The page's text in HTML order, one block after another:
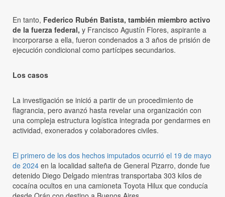
En tanto, Federico Rubén Batista, también miembro activo
de la fuerza federal, y Francisco Agustín Flores, aspirante a
incorporarse a ella, fueron condenados a 3 años de prisión de
ejecución condicional como partícipes secundarios.
Los casos
La investigación se inició a partir de un procedimiento de
flagrancia, pero avanzó hasta revelar una organización con
una compleja estructura logística integrada por gendarmes en
actividad, exonerados y colaboradores civiles.
El primero de los dos hechos imputados ocurrió el 19 de mayo
de 2024 en la localidad salteña de General Pizarro, donde fue
detenido Diego Delgado mientras transportaba 303 kilos de
cocaína ocultos en una camioneta Toyota Hilux que conducía